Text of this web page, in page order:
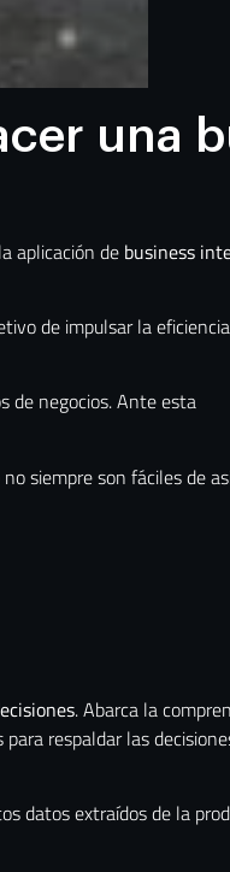
una
aplicación de business
de impulsar la
de negocios. Ante esta
siempre son fáciles de
. Abarca la
respaldar las
datos extraídos de la